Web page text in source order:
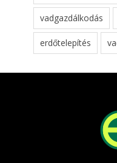
vadgazdálkodás
erdőtelepítés